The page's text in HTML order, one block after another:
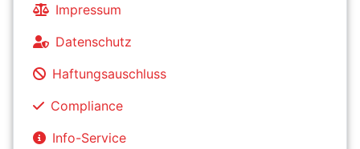
Impressum
Datenschutz
Haftungsauschluss
Compliance
Info-Service